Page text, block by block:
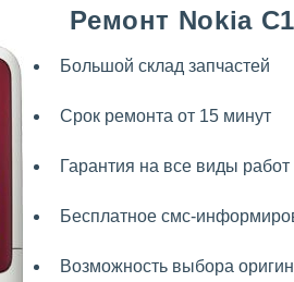
Ремонт Nokia
Большой склад запчастей
Срок ремонта от 15 минут
Гарантия на все виды работ
Бесплатное смс-
Возможность выбора